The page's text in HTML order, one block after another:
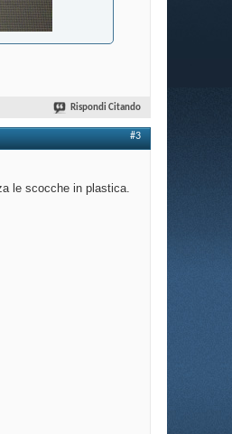
Rispondi Citando
#3
le scocche in plastica.